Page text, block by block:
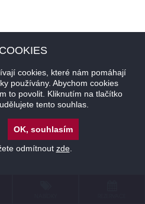
COOKIES
cookies, které nám pomáhají
používány. Abychom cookies
to povolit. Kliknutím na tlačítko
tento souhlas.
OK, souhlasím
odmítnout zde.